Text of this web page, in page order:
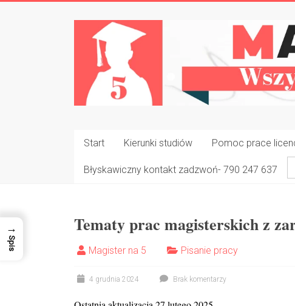
Magister
Napisz
Tydzień
Start Kierunki studiów Pomoc prace
Błyskawiczny kontakt zadzwoń- 790 247 637
Tematy prac magisterskich z
Magister na 5 Pisanie pracy
4 grudnia 2024 Brak komentarzy
→
Spis